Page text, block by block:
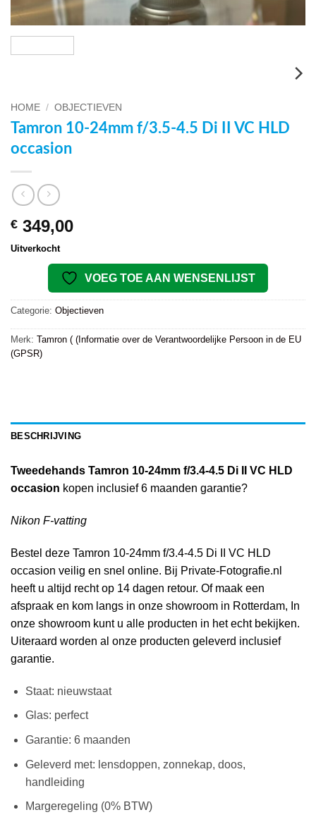
HOME / OBJECTIEVEN
Tamron 10-24mm f/3.5-4.5 Di II VC HLD
occasion
€ 349,00
Uitverkocht
VOEG TOE AAN WENSENLIJST
Categorie: Objectieven
Merk: Tamron ( (Informatie over de Verantwoordelijke Persoon in de EU
(GPSR)
BESCHRIJVING
Tweedehands Tamron 10-24mm f/3.4-4.5 Di II VC HLD
occasion kopen inclusief 6 maanden garantie?
Nikon F-vatting
Bestel deze Tamron 10-24mm f/3.4-4.5 Di II VC HLD
occasion veilig en snel online. Bij Private-Fotografie.nl
heeft u altijd recht op 14 dagen retour. Of maak een
afspraak en kom langs in onze showroom in Rotterdam, In
onze showroom kunt u alle producten in het echt bekijken.
Uiteraard worden al onze producten geleverd inclusief
garantie.
Staat: nieuwstaat
Glas: perfect
Garantie: 6 maanden
Geleverd met: lensdoppen, zonnekap, doos,
handleiding
Margeregeling (0% BTW)